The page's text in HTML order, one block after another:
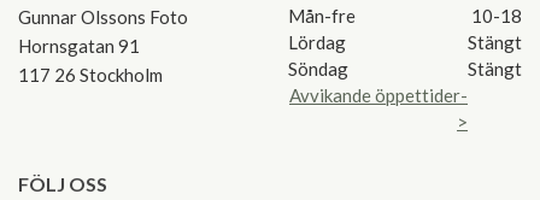
Gunnar Olssons Foto
Hornsgatan 91
117 26 Stockholm
Mån-fre
10-18
Lördag
Stängt
Söndag
Stängt
Avvikande öppettider-
>
FÖLJ OSS